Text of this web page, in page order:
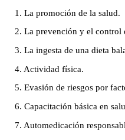
1. La promoción de la salud.
2. La prevención y el control
3. La ingesta de una dieta
4. Actividad física.
5. Evasión de riesgos por
6. Capacitación básica en
7. Automedicación